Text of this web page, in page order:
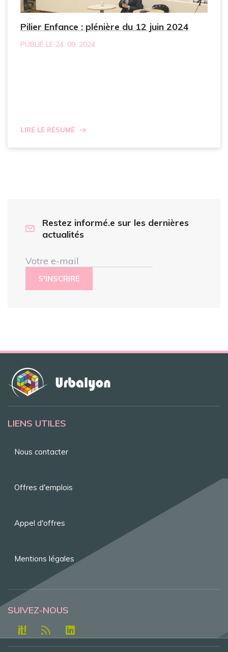
Pilier Enfance : plénière du 12 juin 2024
PUBLIÉ LE 24. 09. 2024
Lire le résumé
Restez informé.e sur les dernières
actualités
Votre e-mail
LIENS UTILES
Menu
de
Nous contacter
Offres d'emplois
Appel d'offres
Mentions légales
SUIVEZ-NOUS